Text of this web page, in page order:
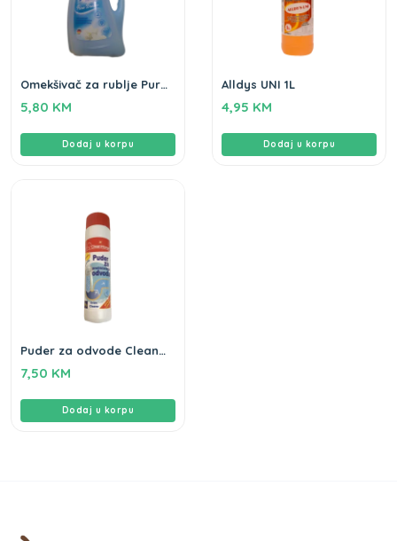
Omekšivač za rublje Pure
5,80 KM
Dodaj u korpu
Alldys UNI 1L
4,95 KM
Dodaj u korpu
Puder za odvode Clean
7,50 KM
Dodaj u korpu